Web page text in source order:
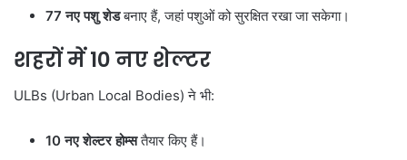
77नए पशु शेडबनाए हैं, जहां पशुओं को सुरक्षित रखा जा सकेगा।
शहरों में 10नए शेल्टर
ULBs (Urban Local Bodies) ने भी:
10नए शेल्टर होम्सतैयार किए हैं।